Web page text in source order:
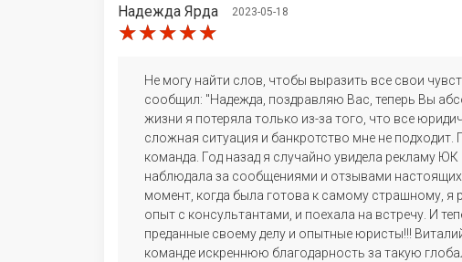
Надежда Ярда 2023-05-18
★★★★★
★★★★★
★★★★★
Не могу найти слов, чтобы выразить все свои
сообщил: "Надежда, поздравляю Вас, теперь Вы
жизни я потеряла только из-за того, что все
сложная ситуация и банкротство мне не подходит.
команда. Год назад я случайно увидела рекламу
наблюдала за сообщениями и отзывами
момент, когда была готова к самому страшному, я
опыт с консультантами, и поехала на встречу. И
преданные своему делу и опытные юристы!!!
команде искреннюю благодарность за такую